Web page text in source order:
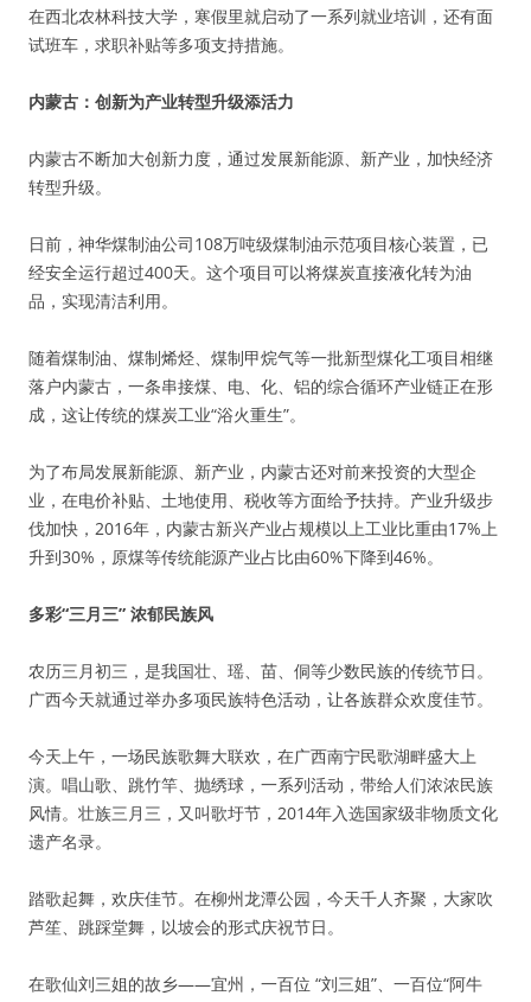
在西北农林科技大学，寒假里就启动了一系列就业培训，还有面
试班车，求职补贴等多项支持措施。
内蒙古：创新为产业转型升级添活力
内蒙古不断加大创新力度，通过发展新能源、新产业，加快经济
转型升级。
日前，神华煤制油公司108万吨级煤制油示范项目核心装置，已
经安全运行超过400天。这个项目可以将煤炭直接液化转为油
品，实现清洁利用。
随着煤制油、煤制烯烃、煤制甲烷气等一批新型煤化工项目相继
落户内蒙古，一条串接煤、电、化、铝的综合循环产业链正在形
成，这让传统的煤炭工业“浴火重生”。
为了布局发展新能源、新产业，内蒙古还对前来投资的大型企
业，在电价补贴、土地使用、税收等方面给予扶持。产业升级步
伐加快，2016年，内蒙古新兴产业占规模以上工业比重由17%上
升到30%，原煤等传统能源产业占比由60%下降到46%。
多彩“三月三” 浓郁民族风
农历三月初三，是我国壮、瑶、苗、侗等少数民族的传统节日。
广西今天就通过举办多项民族特色活动，让各族群众欢度佳节。
今天上午，一场民族歌舞大联欢，在广西南宁民歌湖畔盛大上
演。唱山歌、跳竹竿、抛绣球，一系列活动，带给人们浓浓民族
风情。壮族三月三，又叫歌圩节，2014年入选国家级非物质文化
遗产名录。
踏歌起舞，欢庆佳节。在柳州龙潭公园，今天千人齐聚，大家吹
芦笙、跳踩堂舞，以坡会的形式庆祝节日。
在歌仙刘三姐的故乡——宜州，一百位 “刘三姐”、一百位“阿牛